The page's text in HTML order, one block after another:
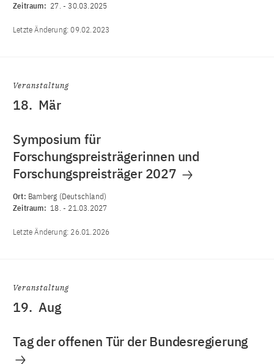
Zeitraum: 27. -30.03.2025
Letzte Änderung:09.02.2023
Veranstaltung
18. Mär
Symposium für
Forschungspreisträgerinnen und
Forschungspreisträger 2027
Ort: Bamberg (Deutschland)
Zeitraum: 18. - 21.03.2027
Letzte Änderung: 26.01.2026
Veranstaltung
19. Aug
Tag der offenen Tür der Bundesregierung